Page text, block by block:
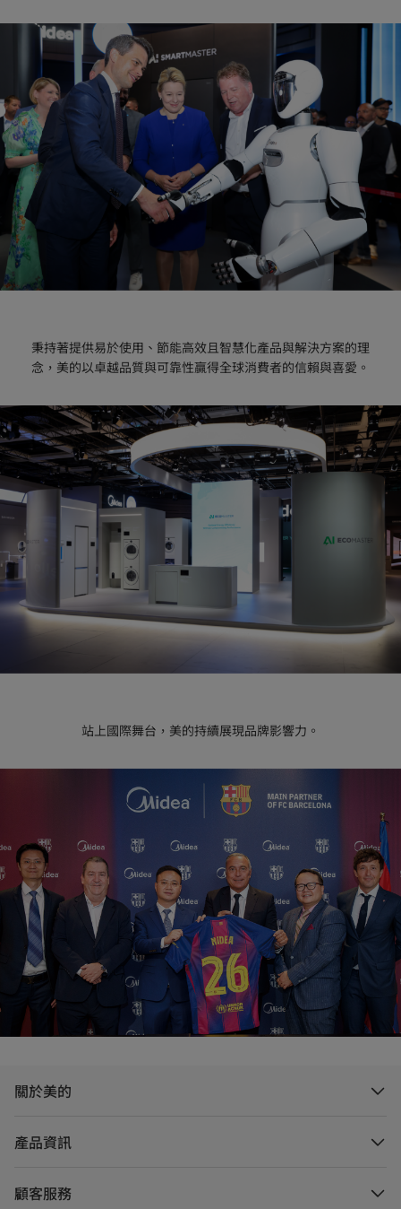
秉持著提供易於使用、節能高效且智慧化產品與解決方案的理
念，美的以卓越品質與可靠性贏得全球消費者的信賴與喜愛。
站上國際舞台，美的持續展現品牌影響力。
關於美的
產品資訊
顧客服務